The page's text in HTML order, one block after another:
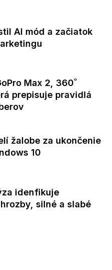
AI mód a začiatok
Max 2, 360˚
prepisuje pravidlá
žalobe za ukončenie
10
idenfikuje
silné a slabé